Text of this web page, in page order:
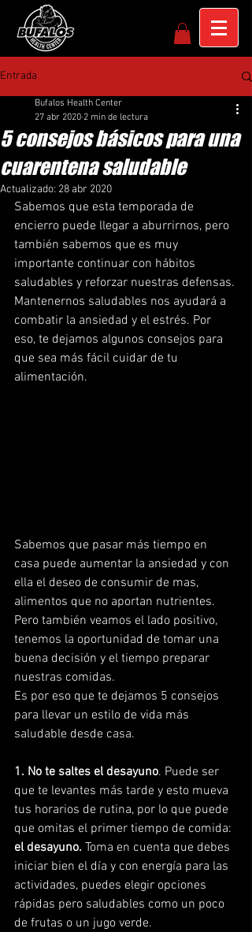
Entrada
5 consejos básicos para una
cuarentena saludable
Bufalos Health Center
27 abr 2020 2 min de lectura
Actualizado: 28 abr 2020
Sabemos que esta temporada de
encierro puede llegar a aburrirnos, pero
también sabemos que es muy
importante continuar con hábitos
saludables y reforzar nuestras defensas.
Mantenernos saludables nos ayudará a
combatir la ansiedad y el estrés. Por
eso, te dejamos algunos consejos para
que sea más fácil cuidar de tu
alimentación.
Sabemos que pasar más tiempo en
casa puede aumentar la ansiedad y con
ella el deseo de consumir de mas,
alimentos que no aportan nutrientes.
Pero también veamos el lado positivo,
tenemos la oportunidad de tomar una
buena decisión y el tiempo preparar
nuestras comidas.
Es por eso que te dejamos 5 consejos
para llevar un estilo de vida más
saludable desde casa.
1. No te saltes el desayuno. Puede ser
que te levantes más tarde y esto mueva
tus horarios de rutina, por lo que puede
que omitas el primer tiempo de comida:
el desayuno. Toma en cuenta que debes
iniciar bien el día y con energía para las
actividades, puedes elegir opciones
rápidas pero saludables como un poco
de frutas o un jugo verde.